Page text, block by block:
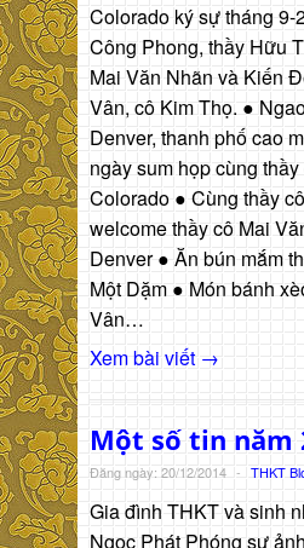
Colorado ký sự tháng 9-
Công Phong, thầy Hữu
Mai Văn Nhãn và Kiến
Vân, cô Kim Thọ. ●
Denver, thanh phố cao
ngày sum họp cùng
Colorado ● Cùng thầy
welcome thầy cô Mai
Denver ● Ăn bún mắm
Một Dặm ● Món bánh
Vân…
Xem bài viết →
Một số tin năm
Đăng ngày: 20/12/2014 - THKT
Gia đình THKT và sinh
Ngọc Phát Phóng sự